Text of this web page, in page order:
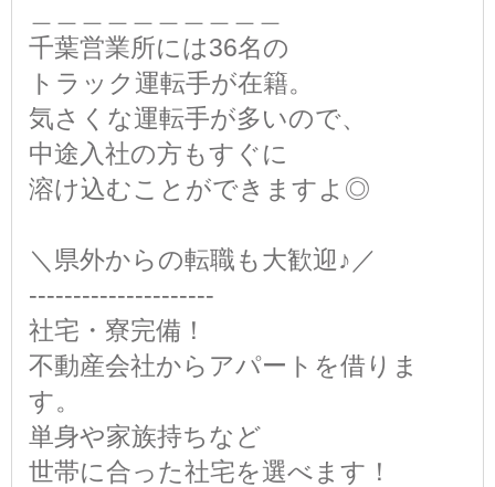
千葉営業所には36名の
トラック運転手が在籍。
気さくな運転手が多いので、
中途入社の方もすぐに
溶け込むことができますよ◎
＼県外からの転職も大歓迎♪／
-‐-‐-‐-‐-‐-‐-‐-‐-‐-‐-
社宅・寮完備！
不動産会社からアパートを借りま
す。
単身や家族持ちなど
世帯に合った社宅を選べます！